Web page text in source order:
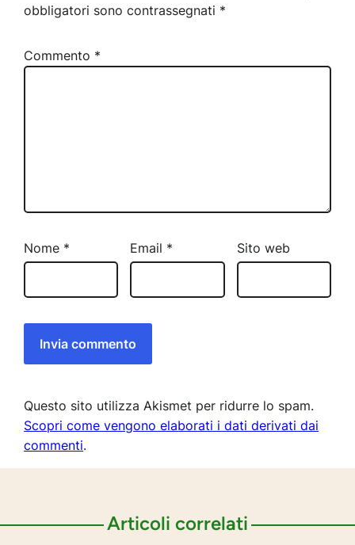
obbligatori sono contrassegnati *
Commento *
Nome * Email * Sito web
Questo sito utilizza Akismet per ridurre lo spam.
Scopri come vengono elaborati i dati derivati dai
commenti.
Articoli correlati